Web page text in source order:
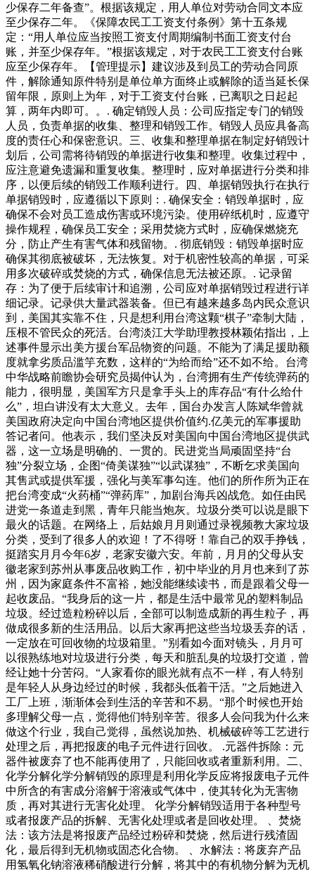
少保存二年备查”。根据该规定，用人单位对劳动合同文本应
至少保存二年。《保障农民工工资支付条例》第十五条规
定：“用人单位应当按照工资支付周期编制书面工资支付台
账，并至少保存年。”根据该规定，对于农民工工资支付台账
应至少保存年。【管理提示】建议涉及到员工的劳动合同原
件，解除通知原件特别是单位单方面终止或解除的适当延长保
留年限，原则上为年，对于工资支付台账，已离职之日起起
算，两年内即可。。. 确定销毁人员：公司应指定专门的销毁
人员，负责单据的收集、整理和销毁工作。销毁人员应具备高
度的责任心和保密意识。三、收集和整理单据在制定好销毁计
划后，公司需将待销毁的单据进行收集和整理。收集过程中，
应注意避免遗漏和重复收集。整理时，应对单据进行分类和排
序，以便后续的销毁工作顺利进行。四、单据销毁执行在执行
单据销毁时，应遵循以下原则：. 确保安全：销毁单据时，应
确保不会对员工造成伤害或环境污染。使用碎纸机时，应遵守
操作规程，确保员工安全；采用焚烧方式时，应确保燃烧充
分，防止产生有害气体和残留物。. 彻底销毁：销毁单据时应
确保其彻底被破坏，无法恢复。对于机密性较高的单据，可采
用多次破碎或焚烧的方式，确保信息无法被还原。. 记录留
存：为了便于后续审计和追溯，公司应对单据销毁过程进行详
细记录。记录供大量武器装备。但已有越来越多岛内民众意识
到，美国其实靠不住，只是想利用台湾这颗“棋子”牵制大陆，
压根不管民众的死活。台湾淡江大学助理教授林颖佑指出，上
述事件显示出美方援台军品物资的问题。不能为了满足援助额
度就拿劣质品滥竽充数，这样的“为给而给”还不如不给。台湾
中华战略前瞻协会研究员揭仲认为，台湾拥有生产传统弹药的
能力，很明显，美国军方只是拿手头上的库存品“有什么给什
么”，坦白讲没有太大意义。去年，国台办发言人陈斌华曾就
美国政府决定向中国台湾地区提供价值约.亿美元的军事援助
答记者问。他表示，我们坚决反对美国向中国台湾地区提供武
器，这一立场是明确的、一贯的。民进党当局顽固坚持“台
独”分裂立场，企图“倚美谋独”“以武谋独”，不断乞求美国向
其售武或提供军援，强化与美军事勾连。他们的所作所为正在
把台湾变成“火药桶”“弹药库”，加剧台海兵凶战危。如任由民
进党一条道走到黑，青年只能当炮灰。垃圾分类可以说是眼下
最火的话题。在网络上，后姑娘月月则通过录视频教大家垃圾
分类，受到了很多人的欢迎！了不得呀！靠自己的双手挣钱，
挺踏实月月今年6岁，老家安徽六安。年前，月月的父母从安
徽老家到苏州从事废品收购工作，初中毕业的月月也来到了苏
州，因为家庭条件不富裕，她没能继续读书，而是跟着父母一
起收废品。“我身后的这一片，都是生活中最常见的塑料制品
垃圾。经过造粒粉碎以后，全部可以制造成新的再生粒子，再
做成很多新的生活用品。以后大家再把这些当垃圾丢弃的话，
一定放在可回收物的垃圾箱里。”别看如今面对镜头，月月可
以很熟练地对垃圾进行分类，每天和脏乱臭的垃圾打交道，曾
经让她十分苦闷。“人家看你的眼光就有点不一样，有人特别
是年轻人从身边经过的时候，我都头低着干活。”之后她进入
工厂上班，渐渐体会到生活的辛苦和不易。“那个时候也开始
多理解父母一点，觉得他们特别辛苦。很多人会问我为什么来
做这个行业，我自己觉得，虽然说加热、机械破碎等工艺进行
处理之后，再把报废的电子元件进行回收。 .元器件拆除：元
器件被废弃了也不能再使用了，只能回收或者重新利用。二、
化学分解化学分解销毁的原理是利用化学反应将报废电子元件
中所含的有害成分溶解于溶液或气体中，使其转化为无害物
质，再对其进行无害化处理。 化学分解销毁适用于各种型号
或者报废产品的拆解、无害化处理或者是回收处理。 、焚烧
法：该方法是将报废产品经过粉碎和焚烧，然后进行残渣固
化，最后得到无机物或固态化合物。 、水解法：将废弃产品
用氢氧化钠溶液稀硝酸进行分解，将其中的有机物分解为无机